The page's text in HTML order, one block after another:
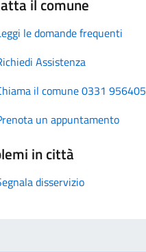
il comune
le domande frequenti
Assistenza
il comune 0331 956405
un appuntamento
in città
disservizio